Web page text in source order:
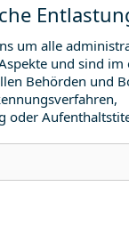
um alle
und sind im
Behörden und
oder